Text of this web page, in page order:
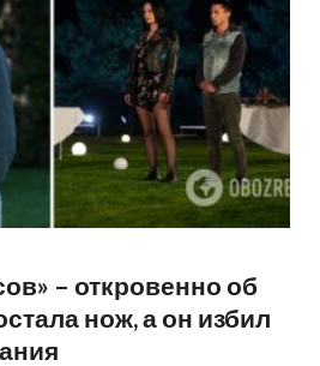
– откровенно об
нож, а он избил